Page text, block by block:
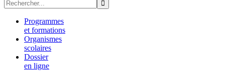
Programmes
et formations
Organismes
scolaires
Dossier
en ligne